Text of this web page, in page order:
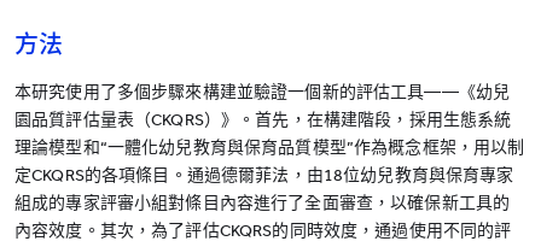
方法
本研究使用了多個步驟來構建並驗證一個新的評估工具——《幼兒
園品質評估量表（CKQRS）》。首先，在構建階段，採用生態系統
理論模型和“一體化幼兒教育與保育品質模型”作為概念框架，用以制
定CKQRS的各項條目。通過德爾菲法，由18位幼兒教育與保育專家
組成的專家評審小組對條目內容進行了全面審查，以確保新工具的
內容效度。其次，為了評估CKQRS的同時效度，通過使用不同的評